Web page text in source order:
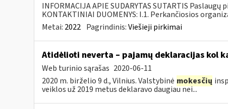
INFORMACIJA APIE SUDARYTAS SUTARTIS
KONTAKTINIAI DUOMENYS: I.1. Perkančiosios
Metai: 2022 Pagrindinis:Viešieji pirkimai
Atidėlioti neverta – pajamų deklaracijas kol
Web turinio sąrašas 2020-06-11
2020 m. birželio 9 d., Vilnius. Valstybinė mokesčių
veiklos už 2019 metus deklaravo daugiau nei...